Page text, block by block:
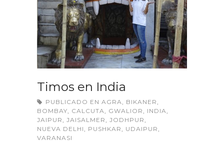
Timos en India
PUBLICADO EN AGRA BIKANER
BOMBAY
CALCUTA GWALIOR INDIA
JAIPUR
JAISALMER JODHPUR
NUEVA DELHI
PUSHKAR UDAIPUR
VARANASI